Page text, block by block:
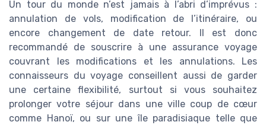
Un tour du monde n’est jamais à l’abri d’imprévus :
annulation de vols, modification de l’itinéraire, ou
encore changement de date retour. Il est donc
recommandé de souscrire à une assurance voyage
couvrant les modifications et les annulations. Les
connaisseurs du voyage conseillent aussi de garder
une certaine flexibilité, surtout si vous souhaitez
prolonger votre séjour dans une ville coup de cœur
comme Hanoï, ou sur une île paradisiaque telle que